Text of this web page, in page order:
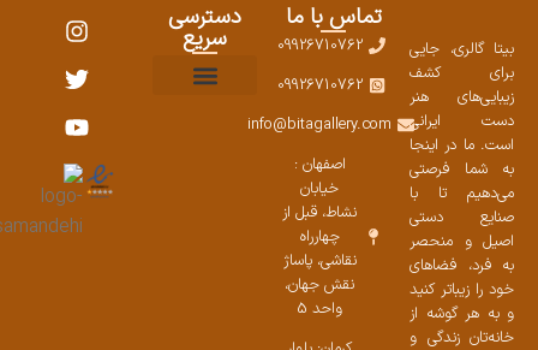
بیتا گالری، جایی
برای کشف
زیبایی‌های هنر
دست ایرانی
است. ما در اینجا
به شما فرصتی
می‌دهیم تا با
صنایع دستی
اصیل و منحصر
به فرد، فضاهای
خود را زیباتر کنید
و به هر گوشه از
خانه‌تان زندگی و
تماس با ما
09926710762
09926710762
info@bitagallery.com
اصفهان :
خیابان
نشاط، قبل از
چهارراه
نقاشی، پاساژ
نقش جهان،
واحد 5
دسترسی
سریع